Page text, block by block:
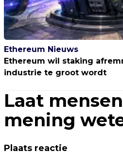
Ethereum Nieuws
Ethereum wil staking
industrie te groot wordt
Laat
mening
Plaats reactie